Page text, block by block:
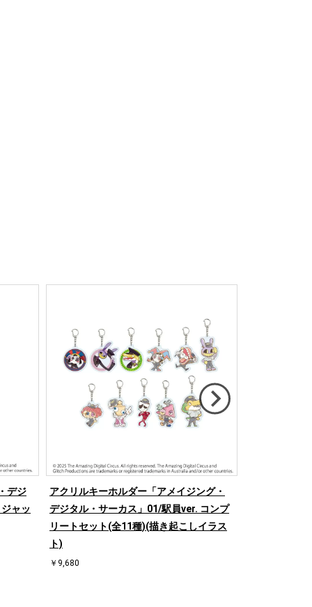
デジ
ャッ
アクリルキーホルダー「アメイジング・
デジタル・サーカス」01/駅員ver. コンプ
リートセット(全11種)(描き起こしイラス
ト)
￥9,680